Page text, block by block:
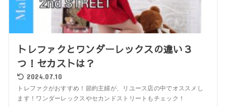
トレファクとワンダーレックスの違い３
つ！セカストは？
2024.07.10
トレファクがおすすめ！節約主婦が、リユース店の中でオススメし
ます！ワンダーレックスやセカンドストリートもチェック！